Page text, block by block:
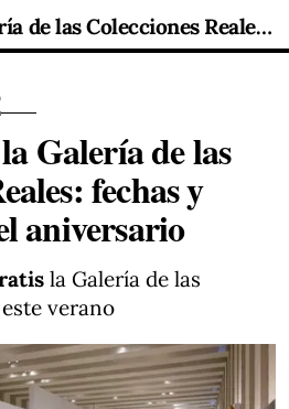
Visitar gratis la Galería de las Colecciones Reales: fechas y actividades del aniversario
Galería de las
fechas y
aniversario
la Galería de las
este verano